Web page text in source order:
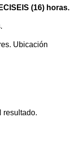
(16) horas.
Ubicación
resultado.